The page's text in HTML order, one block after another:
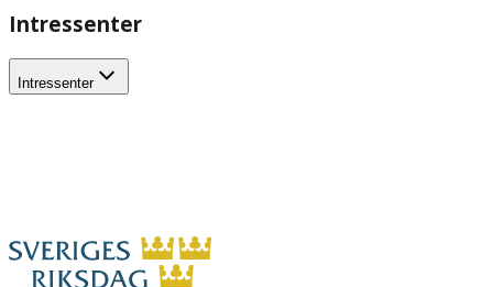
Intressenter
Intressenter